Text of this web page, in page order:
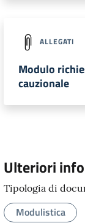
ALLEGATI
Modulo
cauzionale
Ulteriori
Tipologia di
Modulistica